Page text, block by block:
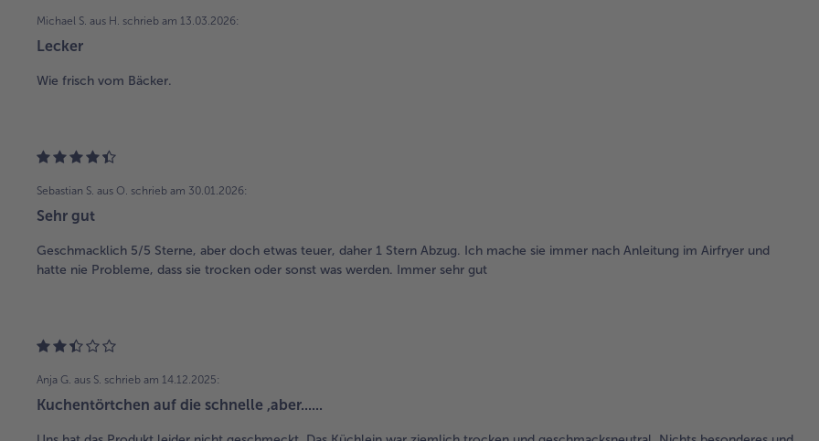
Michael S. aus H. schrieb am 13.03.2026:
Lecker
Wie frisch vom Bäcker.
Sebastian S. aus O. schrieb am 30.01.2026:
Sehr gut
Geschmacklich 5/5 Sterne, aber doch etwas teuer, daher 1 Stern Abzug. Ich mache sie immer nach Anleitung im Airfryer und
hatte nie Probleme, dass sie trocken oder sonst was werden. Immer sehr gut
Anja G. aus S. schrieb am 14.12.2025:
Kuchentörtchen auf die schnelle ,aber......